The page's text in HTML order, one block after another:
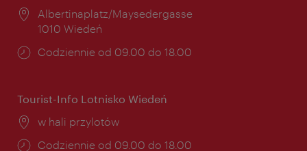
Miejsce:
Albertinaplatz/Maysedergasse
1010 Wiedeń
Godziny
Codziennie od 09.00 do 18.00
Tourist-Info Lotnisko Wiedeń
Miejsce:
w hali przylotów
Godziny
Codziennie od 09.00 do 18.00